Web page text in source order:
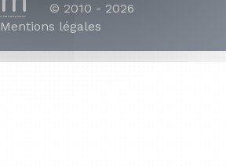
© 2010 - 2026
Mentions légales